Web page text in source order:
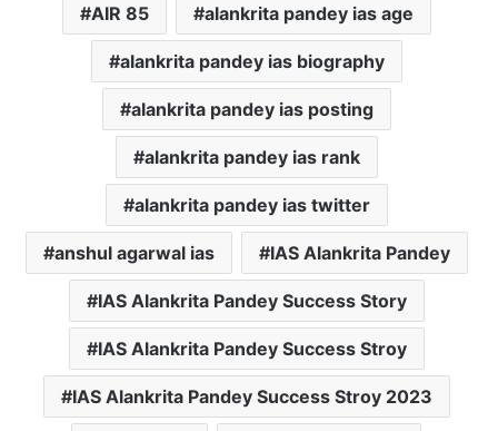
AIR 85 alankrita pandey ias age
alankrita pandey ias biography
alankrita pandey ias posting
alankrita pandey ias rank
alankrita pandey ias twitter
anshul agarwal ias IAS Alankrita Pandey
IAS Alankrita Pandey Success Story
IAS Alankrita Pandey Success Stroy
IAS Alankrita Pandey Success Stroy 2023